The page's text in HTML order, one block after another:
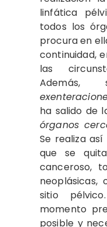
linfática
todos los
procura en
continuidad,
las
ha salido de
órganos
Se realiza
que se
canceroso,
neoplásicas,
sitio
momento
posible y